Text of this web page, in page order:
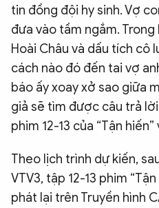
tin đồng đội hy sinh. Vợ
đưa vào tầm ngắm.
Hoài Châu và dấu tích cô
cách nào đó đến tai vợ
báo ấy xoay xở sao giữa
giả sẽ tìm được câu trả
phim 12-13 của “Tận
Theo lịch trình dự kiến,
VTV3, tập 12-13 phim
phát lại trên Truyền hình